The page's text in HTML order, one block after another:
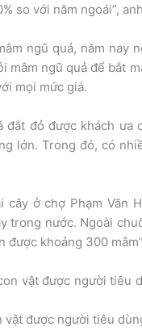
so với năm ngoái”,
ngũ quả, năm nay
mâm ngũ quả để bắt
mọi mức giá.
đắt đỏ được khách
lớn. Trong đó, có
cây ở chợ Phạm Văn
trong nước. Ngoài
được khoảng 300
vật được người tiêu